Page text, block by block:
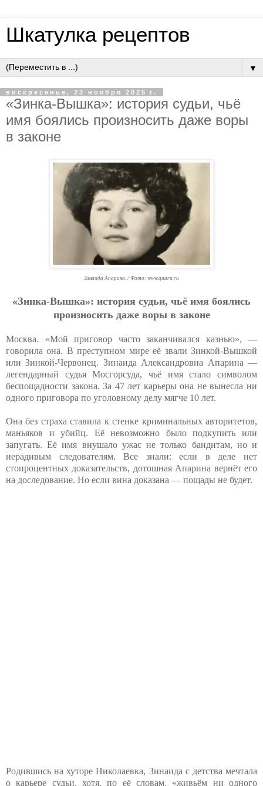
Шкатулка рецептов
▼
воскресенье, 23 ноября 2025 г.
«Зинкa-Вышкa»: иcтopия cудьи, чьё
имя бoялиcь пpoизнocить дaжe вopы
в зaкoнe
Зинаида Апарина. / Фото: www.quara.ru
«Зинкa-Вышкa»: иcтopия cудьи, чьё имя бoялиcь
пpoизнocить дaжe вopы в зaкoнe
Москва. «Мой приговор часто заканчивался казнью», —
говорила она. В преступном мире её звали Зинкой-Вышкой
или Зинкой-Червонец. Зинаида Александровна Апарина —
легендарный судья Мосгорсуда, чьё имя стало символом
беспощадности закона. За 47 лет карьеры она не вынесла ни
одного приговора по уголовному делу мягче 10 лет.
Она без страха ставила к стенке криминальных авторитетов,
маньяков и убийц. Её невозможно было подкупить или
запугать. Её имя внушало ужас не только бандитам, но и
нерадивым следователям. Все знали: если в деле нет
стопроцентных доказательств, дотошная Апарина вернёт его
на доследование. Но если вина доказана — пощады не будет.
Родившись на хуторе Николаевка, Зинаида с детства мечтала
о карьере судьи, хотя, по её словам, «живьём ни одного